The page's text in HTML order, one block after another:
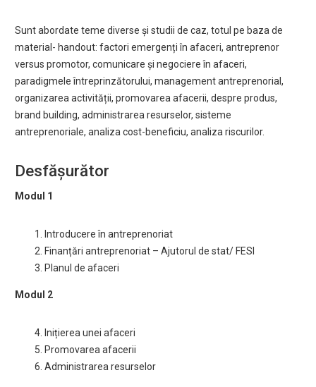
Sunt abordate teme diverse și studii de caz, totul pe baza de
material- handout: factori emergenți în afaceri, antreprenor
versus promotor, comunicare și negociere în afaceri,
paradigmele întreprinzătorului, management antreprenorial,
organizarea activității, promovarea afacerii, despre produs,
brand building, administrarea resurselor, sisteme
antreprenoriale, analiza cost-beneficiu, analiza riscurilor.
Desfășurător
Modul 1
1. Introducere în antreprenoriat
2. Finanțări antreprenoriat – Ajutorul de stat/ FESI
3. Planul de afaceri
Modul 2
4. Inițierea unei afaceri
5. Promovarea afacerii
6. Administrarea resurselor